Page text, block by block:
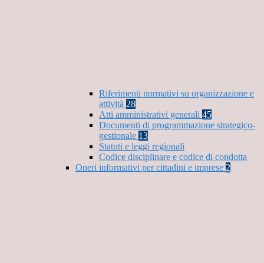
Riferimenti normativi su organizzazione e
attività 28
Atti amministrativi generali 45
Documenti di programmazione strategico-
gestionale 13
Statuti e leggi regionali
Codice disciplinare e codice di condotta
Oneri informativi per cittadini e imprese 2